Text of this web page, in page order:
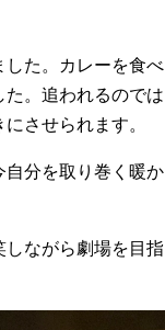
した。カレーを食べ
。追われるのでは
させられます。
自分を取り巻く暖か
しながら劇場を目指